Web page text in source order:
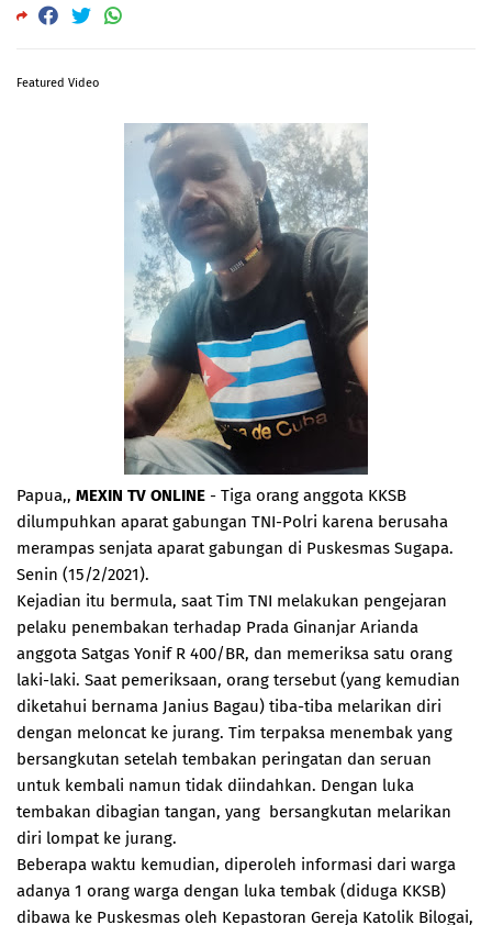
Featured Video
Papua,, MEXIN TV ONLINE - Tiga orang anggota KKSB
dilumpuhkan aparat gabungan TNI-Polri karena berusaha
merampas senjata aparat gabungan di Puskesmas Sugapa.
Senin (15/2/2021).
Kejadian itu bermula, saat Tim TNI melakukan pengejaran
pelaku penembakan terhadap Prada Ginanjar Arianda
anggota Satgas Yonif R 400/BR, dan memeriksa satu orang
laki-laki. Saat pemeriksaan, orang tersebut (yang kemudian
diketahui bernama Janius Bagau) tiba-tiba melarikan diri
dengan meloncat ke jurang. Tim terpaksa menembak yang
bersangkutan setelah tembakan peringatan dan seruan
untuk kembali namun tidak diindahkan. Dengan luka
tembakan dibagian tangan, yang bersangkutan melarikan
diri lompat ke jurang.
Beberapa waktu kemudian, diperoleh informasi dari warga
adanya 1 orang warga dengan luka tembak (diduga KKSB)
dibawa ke Puskesmas oleh Kepastoran Gereja Katolik Bilogai,